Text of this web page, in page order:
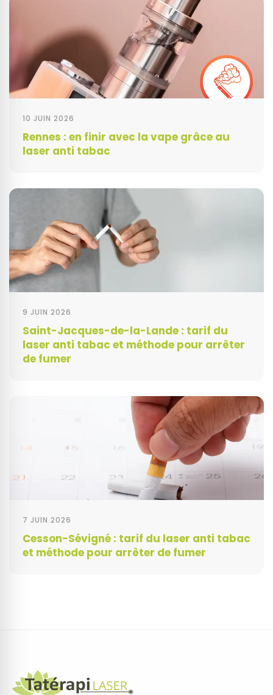
10 JUIN 2026
Rennes : en finir avec la vape grâce au
laser anti tabac
9 JUIN 2026
Saint-Jacques-de-la-Lande : tarif du
laser anti tabac et méthode pour arrêter
de fumer
7 JUIN 2026
Cesson-Sévigné : tarif du laser anti tabac
et méthode pour arrêter de fumer